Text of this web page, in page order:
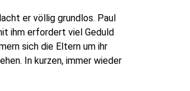
er völlig grundlos. Paul
ihm erfordert viel Geduld
sich die Eltern um ihr
In kurzen, immer wieder